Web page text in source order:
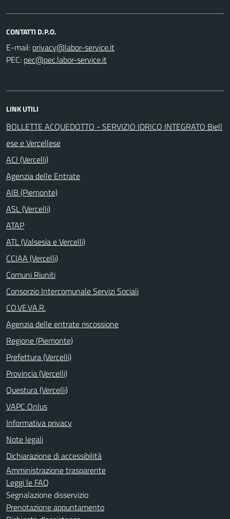
CONTATTI D.P.O.
E-mail:
PEC:
LINK UTILI
BOLLETTE ACQUEDOTTO - SERVIZIO IDRICO INTEGRATO Biell
ese e Vercellese
ACI (Vercelli)
Agenzia delle Entrate
AIB (Piemonte)
ASL (Vercelli)
ATAP
ATL (Valsesia e Vercelli)
CCIAA (Vercelli)
Comuni Riuniti
Consorzio Intercomunale Servizi Sociali
CO.VE.VA.R.
Agenzia delle entrate riscossione
Regione (Piemonte)
Prefettura (Vercelli)
Provincia (Vercelli)
Questura (Vercelli)
VAPC Onlus
Informativa privacy
Note legali
Dichiarazione di accessibilità
Amministrazione trasparente
Leggi le FAQ
Segnalazione disservizio
Prenotazione appuntamento